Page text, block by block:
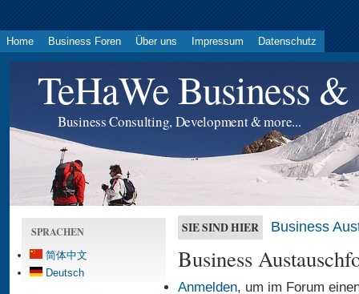
Home Business Foren Über uns Impressum Datenschutz
TeHaWe Business
Business Consulting, Development & more...
SPRACHEN
简体中文
Deutsch
SIE SIND HIER Business
Business
Anmelden, um im Forum